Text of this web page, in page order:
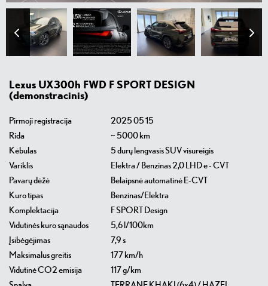
Previous Next
Lexus UX300h FWD F SPORT DESIGN
(demonstracinis)
Pirmoji registracija
2025 05 15
Rida
~ 5000 km
Kėbulas
5 durų lengvasis SUV visureigis
Variklis
Elektra / Benzinas 2,0 LHD e - CVT
Pavarų dėžė
Belaipsnė automatinė E-CVT
Kuro tipas
Benzinas/Elektra
Komplektacija
F SPORT Design
Vidutinės kuro sąnaudos
5,6 l/100km
Įsibėgėjimas
7,9 s
Maksimalus greitis
177 km/h
Vidutinė CO2 emisija
117 g/km